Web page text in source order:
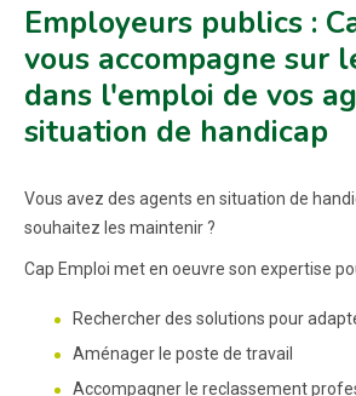
Employeurs publics :
vous accompagne sur
dans l'emploi de vos
situation de handicap
Vous avez des agents en situation de
souhaitez les maintenir ?
Cap Emploi met en oeuvre son expertise
Rechercher des solutions pour
Aménager le poste de travail
Accompagner le reclassement